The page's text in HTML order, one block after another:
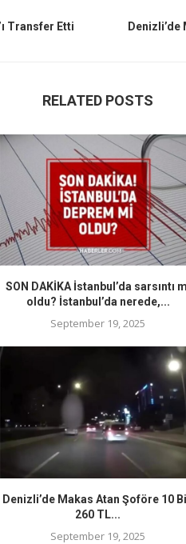
Transfer Etti
RELATED POSTS
SON DAKİKA İstanbul’da sarsıntı
oldu? İstanbul’da nerede,...
September 19, 2025
Denizli’de Makas Atan Şoföre 10
260 TL...
September 19, 2025